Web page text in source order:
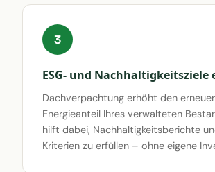
3
ESG- und Nachhaltigkeitsziele
Dachverpachtung erhöht den
Energieanteil Ihres verwalteten
hilft dabei, Nachhaltigkeitsberichte
Kriterien zu erfüllen – ohne eigene